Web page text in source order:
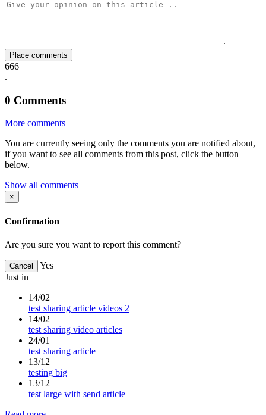
Place comments
666
.
0 Comments
More comments
You are currently seeing only the comments you are notified about,
if you want to see all comments from this post, click the button
below.
Show all comments
×
Confirmation
Are you sure you want to report this comment?
Cancel
Yes
Just in
14/02
test sharing article videos 2
14/02
test sharing video articles
24/01
test sharing article
13/12
testing big
13/12
test large with send article